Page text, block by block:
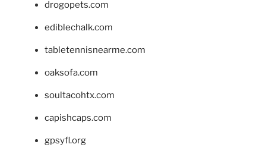
drogopets.com
ediblechalk.com
tabletennisnearme.com
oaksofa.com
soultacohtx.com
capishcaps.com
gpsyfl.org